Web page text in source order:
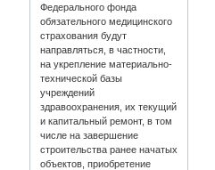
Федерального фонда
обязательного медицинского
страхования будут
направляться, в частности,
на укрепление материально-
технической базы
учреждений
здравоохранения, их текущий
и капитальный ремонт, в том
числе на завершение
строительства ранее начатых
объектов, приобретение